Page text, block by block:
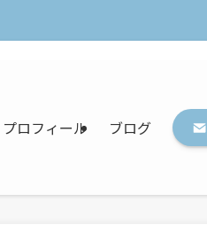
プロフィール ブログ